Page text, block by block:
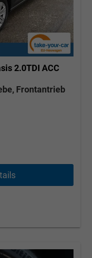
2.0TDI ACC
Frontantrieb